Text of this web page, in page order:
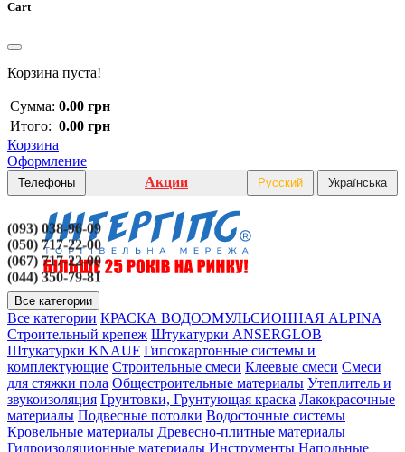
Cart
Корзина пуста!
Сумма: 0.00 грн
Итого: 0.00 грн
Корзина
Оформление
Телефоны
(093) 038-96-09
(050) 717-22-00
(067) 717-22-00
(044) 350-79-81
Акции Русский Українська
Все категории
Все категории КРАСКА ВОДОЭМУЛЬСИОННАЯ ALPINA
Строительный крепеж Штукатурки ANSERGLOB
Штукатурки KNAUF Гипсокартонные системы и
комплектующие Строительные смеси Клеевые смеси Смеси
для стяжки пола Общестроительные материалы Утеплитель и
звукоизоляция Грунтовки, Грунтующая краска Лакокрасочные
материалы Подвесные потолки Водосточные системы
Кровельные материалы Древесно-плитные материалы
Гидроизоляционные материалы Инструменты Напольные